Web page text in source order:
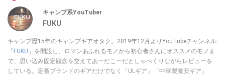
キャンプ系YouTuber
FUKU
キャンプ歴15年のキャンプギアオタク。2019年12月よりYouTubeチャンネル
「FUKU 」を開設し、ロマンあふれるモノから初心者さんにオススメのモノま
で、思い込み固定観念を交えてあーだこーだとしゃべくりながらレビューを
している。定番ブランドのギアだけでなく「ULギア」「中華製激安ギア」